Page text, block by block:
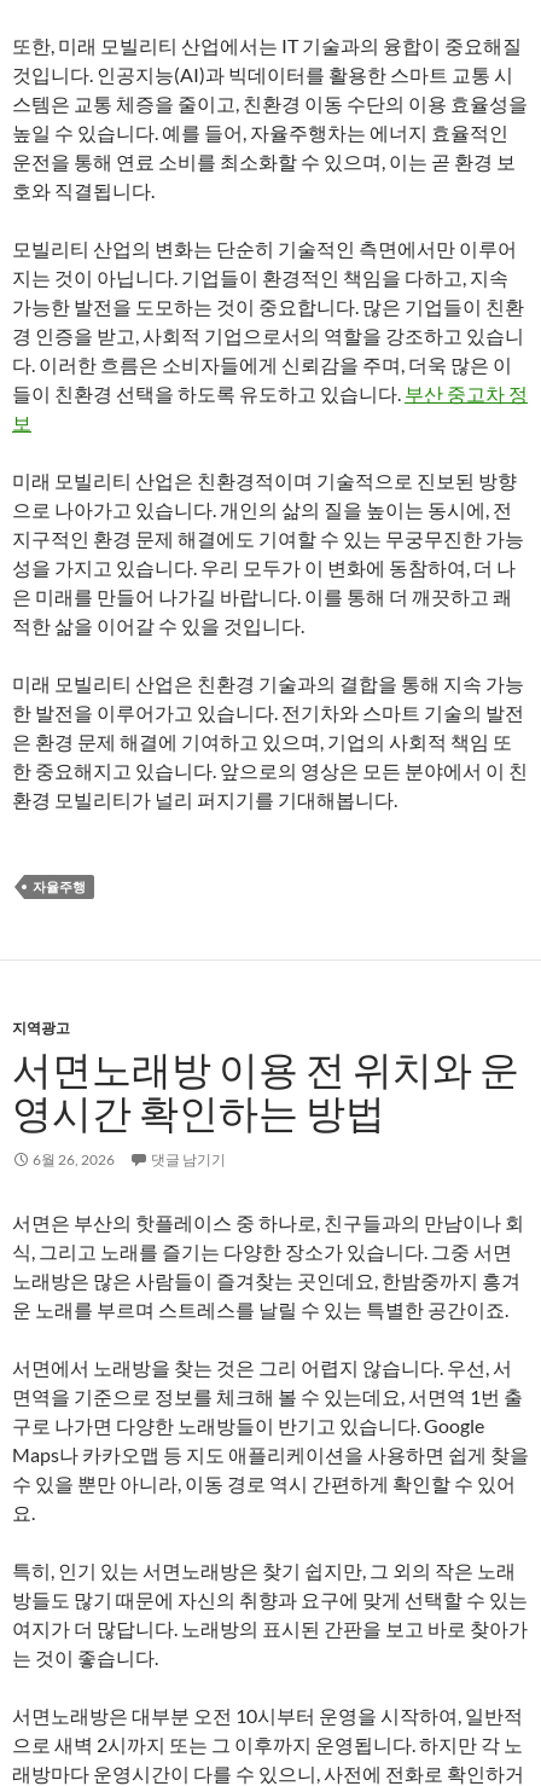
또한, 미래 모빌리티 산업에서는 IT 기술과의 융합이 중요해질
것입니다. 인공지능(AI)과 빅데이터를 활용한 스마트 교통 시
스템은 교통 체증을 줄이고, 친환경 이동 수단의 이용 효율성을
높일 수 있습니다. 예를 들어, 자율주행차는 에너지 효율적인
운전을 통해 연료 소비를 최소화할 수 있으며, 이는 곧 환경 보
호와 직결됩니다.
모빌리티 산업의 변화는 단순히 기술적인 측면에서만 이루어
지는 것이 아닙니다. 기업들이 환경적인 책임을 다하고, 지속
가능한 발전을 도모하는 것이 중요합니다. 많은 기업들이 친환
경 인증을 받고, 사회적 기업으로서의 역할을 강조하고 있습니
다. 이러한 흐름은 소비자들에게 신뢰감을 주며, 더욱 많은 이
들이 친환경 선택을 하도록 유도하고 있습니다. 부산 중고차 정
보
미래 모빌리티 산업은 친환경적이며 기술적으로 진보된 방향
으로 나아가고 있습니다. 개인의 삶의 질을 높이는 동시에, 전
지구적인 환경 문제 해결에도 기여할 수 있는 무궁무진한 가능
성을 가지고 있습니다. 우리 모두가 이 변화에 동참하여, 더 나
은 미래를 만들어 나가길 바랍니다. 이를 통해 더 깨끗하고 쾌
적한 삶을 이어갈 수 있을 것입니다.
미래 모빌리티 산업은 친환경 기술과의 결합을 통해 지속 가능
한 발전을 이루어가고 있습니다. 전기차와 스마트 기술의 발전
은 환경 문제 해결에 기여하고 있으며, 기업의 사회적 책임 또
한 중요해지고 있습니다. 앞으로의 영상은 모든 분야에서 이 친
환경 모빌리티가 널리 퍼지기를 기대해봅니다.
자율주행
지역광고
서면노래방 이용 전 위치와 운
영시간 확인하는 방법
6월 26, 2026 댓글 남기기
서면은 부산의 핫플레이스 중 하나로, 친구들과의 만남이나 회
식, 그리고 노래를 즐기는 다양한 장소가 있습니다. 그중 서면
노래방은 많은 사람들이 즐겨찾는 곳인데요, 한밤중까지 흥겨
운 노래를 부르며 스트레스를 날릴 수 있는 특별한 공간이죠.
서면에서 노래방을 찾는 것은 그리 어렵지 않습니다. 우선, 서
면역을 기준으로 정보를 체크해 볼 수 있는데요, 서면역 1번 출
구로 나가면 다양한 노래방들이 반기고 있습니다. Google
Maps나 카카오맵 등 지도 애플리케이션을 사용하면 쉽게 찾을
수 있을 뿐만 아니라, 이동 경로 역시 간편하게 확인할 수 있어
요.
특히, 인기 있는 서면노래방은 찾기 쉽지만, 그 외의 작은 노래
방들도 많기 때문에 자신의 취향과 요구에 맞게 선택할 수 있는
여지가 더 많답니다. 노래방의 표시된 간판을 보고 바로 찾아가
는 것이 좋습니다.
서면노래방은 대부분 오전 10시부터 운영을 시작하여, 일반적
으로 새벽 2시까지 또는 그 이후까지 운영됩니다. 하지만 각 노
래방마다 운영시간이 다를 수 있으니, 사전에 전화로 확인하거